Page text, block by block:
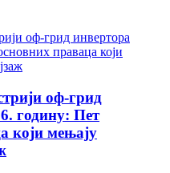
оф-грид
годину: Пет
који мењају